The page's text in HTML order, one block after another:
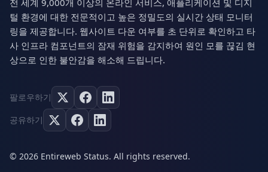
전 세계 9,000개 이상의 온라인 서비스, 애플리케이션 및 디지
털 환경에 대한 전문적이고 높은 정밀도의 실시간 상태 모니터
링을 제공합니다. 웹사이트 다운 여부를 초 단위로 확인하고 타
사 인프라 컴포넌트의 잠재 위험을 감지하여 원인 모를 끊김 현
상으로 인한 불안감을 해소해 드립니다.
팔로우하기
공유하기
© 2026 Entireweb Status. All rights reserved.